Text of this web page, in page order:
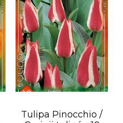
Tulipa Pinocchio /